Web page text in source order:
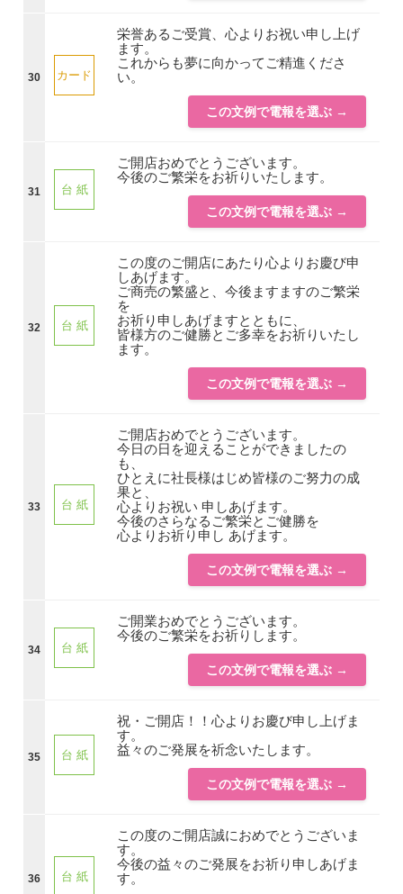
30 カード
栄誉あるご受賞、心よりお祝い申し上げ
ます。
これからも夢に向かってご精進くださ
い。
この文例で電報を選ぶ →
31 台 紙
ご開店おめでとうございます。
今後のご繁栄をお祈りいたします。
この文例で電報を選ぶ →
32 台 紙
この度のご開店にあたり心よりお慶び申
しあげます。
ご商売の繁盛と、今後ますますのご繁栄
を
お祈り申しあげますとともに、
皆様方のご健勝とご多幸をお祈りいたし
ます。
この文例で電報を選ぶ →
33 台 紙
ご開店おめでとうございます。
今日の日を迎えることができましたの
も、
ひとえに社長様はじめ皆様のご努力の成
果と、
心よりお祝い 申しあげます。
今後のさらなるご繁栄とご健勝を
心よりお祈り申し あげます。
この文例で電報を選ぶ →
34 台 紙
ご開業おめでとうございます。
今後のご繁栄をお祈りします。
この文例で電報を選ぶ →
35 台 紙
祝・ご開店！！心よりお慶び申し上げま
す。
益々のご発展を祈念いたします。
この文例で電報を選ぶ →
36 台 紙
この度のご開店誠におめでとうございま
す。
今後の益々のご発展をお祈り申しあげま
す。